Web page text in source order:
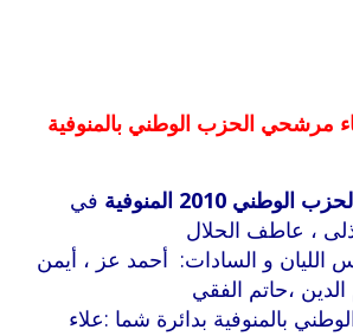
مرشحي الحزب الوطني بالمنوفية
2010 المنوفية
في
، عاطف الحلال
و السادات: أحمد عز ، أيمن
،حاتم الفقي
بالمنوفية بدائرة شما :علاء